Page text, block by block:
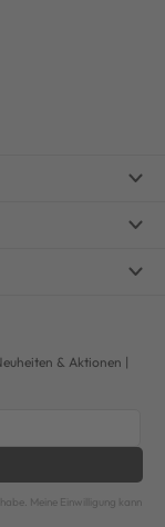
& Aktionen |
habe. Meine Einwilligung kann